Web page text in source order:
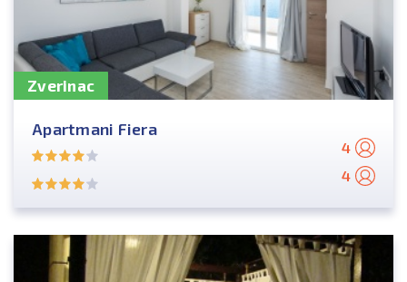
Zverinac
Apartmani Fiera
4
4